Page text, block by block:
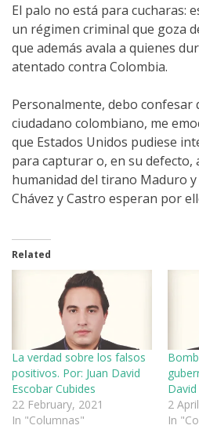
El palo no está para cucharas:
un régimen criminal que goza
que además avala a quienes
atentado contra Colombia.
Personalmente, debo confesar
ciudadano colombiano, me
que Estados Unidos pudiese
para capturar o, en su defecto,
humanidad del tirano Maduro y
Chávez y Castro esperan por
Related
La verdad sobre los falsos
positivos. Por: Juan David
Escobar Cubides
22 February, 2021
In "Columnas"
2
In